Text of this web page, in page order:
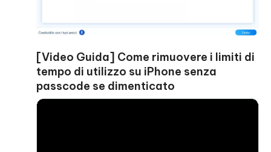
[Video Guida] Come rimuovere i limiti di
tempo di utilizzo su iPhone senza
passcode se dimenticato